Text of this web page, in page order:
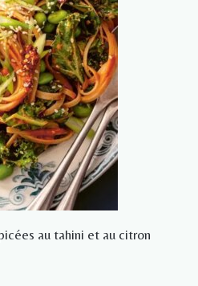
au tahini et au citron